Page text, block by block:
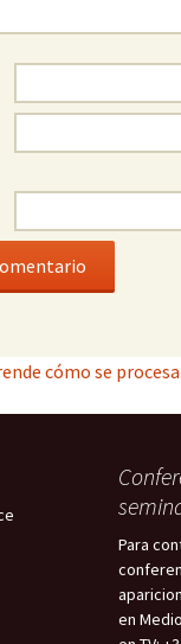
cómo se
Para
en